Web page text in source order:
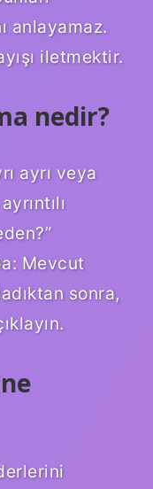
anlayamaz.
iletmektir.
nedir?
ayrı veya
Mevcut
sonra,